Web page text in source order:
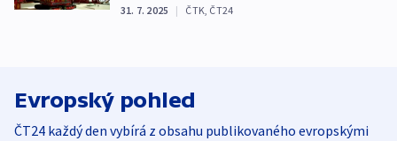
31. 7. 2025 | ČTK ČT24
Evropský pohled
ČT24 každý den vybírá z obsahu publikovaného evropskými